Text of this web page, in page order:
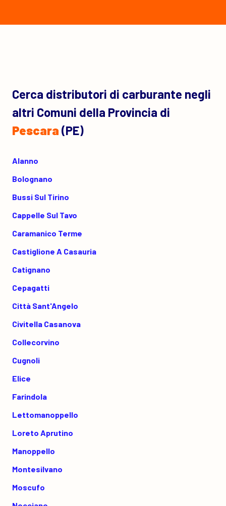
Cerca distributori di carburante negli
altri Comuni della Provincia di
Pescara (PE)
Alanno
Bolognano
Bussi Sul Tirino
Cappelle Sul Tavo
Caramanico Terme
Castiglione A Casauria
Catignano
Cepagatti
Città Sant'Angelo
Civitella Casanova
Collecorvino
Cugnoli
Elice
Farindola
Lettomanoppello
Loreto Aprutino
Manoppello
Montesilvano
Moscufo